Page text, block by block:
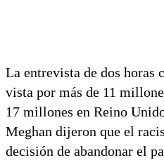
La entrevista de dos horas
vista por más de 11
17 millones en Reino
Meghan dijeron que el
decisión de abandonar el